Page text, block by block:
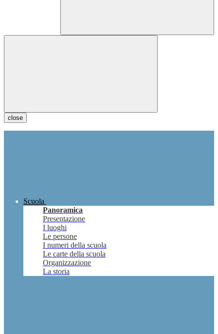
close
Scuola
Panoramica
Presentazione
I luoghi
Le persone
I numeri della scuola
Le carte della scuola
Organizzazione
La storia